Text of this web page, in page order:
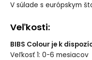
V súlade s európskym
Veľkosti:
BIBS Colour je k
Veľkosť 1: 0-6 mesiacov